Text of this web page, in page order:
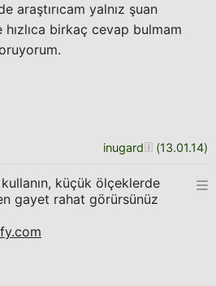
araştırıcam yalnız şuan
birkaç cevap bulmam
inugard (13.01.14)
küçük ölçeklerde
gayet rahat görürsünüz